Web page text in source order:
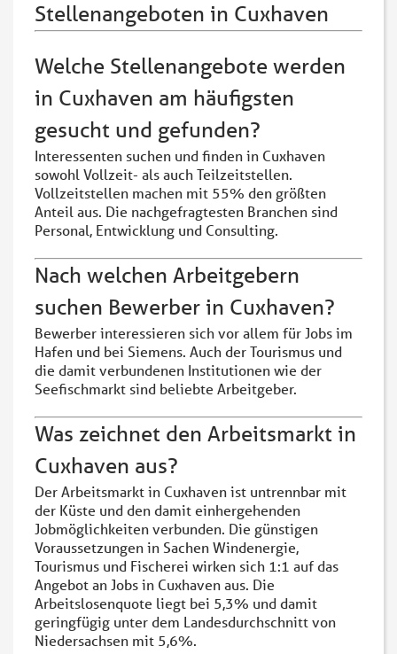
Stellenangeboten in Cuxhaven
Welche Stellenangebote werden
in Cuxhaven am häufigsten
gesucht und gefunden?
Interessenten suchen und finden in Cuxhaven
sowohl Vollzeit- als auch Teilzeitstellen.
Vollzeitstellen machen mit 55% den größten
Anteil aus. Die nachgefragtesten Branchen sind
Personal, Entwicklung und Consulting.
Nach welchen Arbeitgebern
suchen Bewerber in Cuxhaven?
Bewerber interessieren sich vor allem für Jobs im
Hafen und bei Siemens. Auch der Tourismus und
die damit verbundenen Institutionen wie der
Seefischmarkt sind beliebte Arbeitgeber.
Was zeichnet den Arbeitsmarkt in
Cuxhaven aus?
Der Arbeitsmarkt in Cuxhaven ist untrennbar mit
der Küste und den damit einhergehenden
Jobmöglichkeiten verbunden. Die günstigen
Voraussetzungen in Sachen Windenergie,
Tourismus und Fischerei wirken sich 1:1 auf das
Angebot an Jobs in Cuxhaven aus. Die
Arbeitslosenquote liegt bei 5,3% und damit
geringfügig unter dem Landesdurchschnitt von
Niedersachsen mit 5,6%.